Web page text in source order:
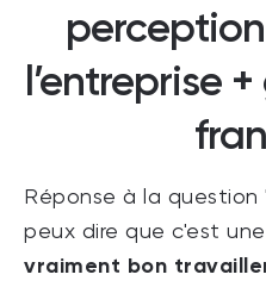
l’entreprise
Réponse à la question
peux dire que c'est
vraiment bon